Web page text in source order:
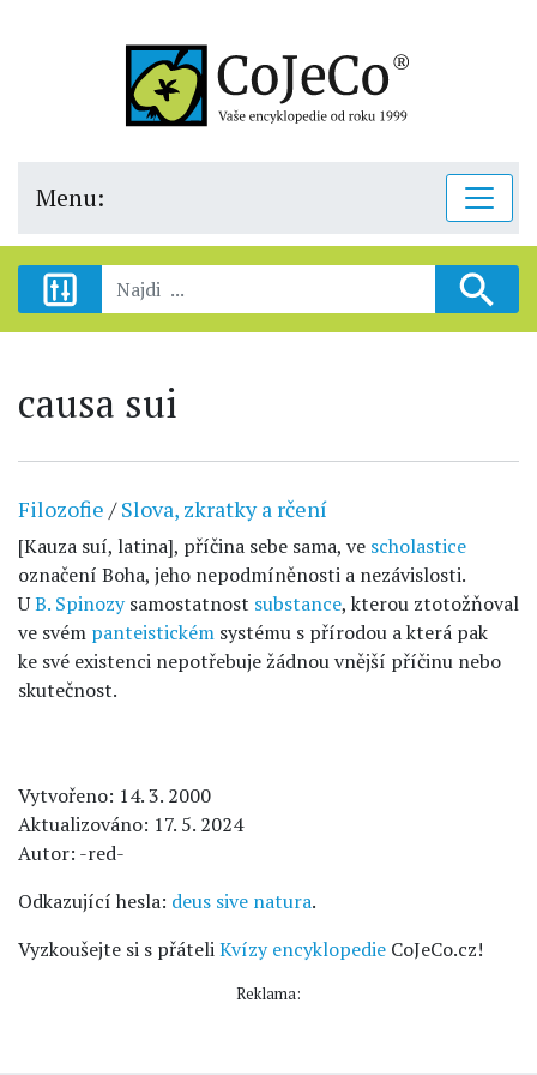
Menu:
causa sui
Filozofie /Slova, zkratky a rčení
[Kauza suí, latina], příčina sebe sama, ve scholastice
označení Boha, jeho nepodmíněnosti a nezávislosti.
UB. Spinozysamostatnost substance, kterou ztotožňoval
ve svém panteistickém systému s přírodou a která pak
ke své existenci nepotřebuje žádnou vnější příčinu nebo
skutečnost.
Vytvořeno: 14. 3. 2000
Aktualizováno: 17. 5. 2024
Autor: -red-
Odkazující hesla: deus sive natura.
Vyzkoušejte si s přáteliKvízy encyklopedie CoJeCo.cz!
Reklama: